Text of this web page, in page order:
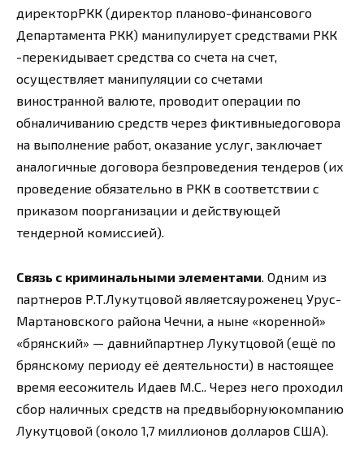
директорРКК (директор планово-финансового
Департамента РКК) манипулирует средствами РКК
-перекидывает средства со счета на счет,
осуществляет манипуляции со счетами
виностранной валюте, проводит операции по
обналичиванию средств через фиктивныедоговора
на выполнение работ, оказание услуг, заключает
аналогичные договора безпроведения тендеров (их
проведение обязательно в РКК в соответствии с
приказом поорганизации и действующей
тендерной комиссией).
Связь с криминальными элементами . Одним из
партнеров Р.Т.Лукутцовой являетсяуроженец Урус-
Мартановского района Чечни, а ныне «коренной»
«брянский» — давнийпартнер Лукутцовой (ещё по
брянскому периоду её деятельности) в настоящее
время еесожитель Идаев М.С.. Через него проходил
сбор наличных средств на предвыборнуюкомпанию
Лукутцовой (около 1,7 миллионов долларов США).